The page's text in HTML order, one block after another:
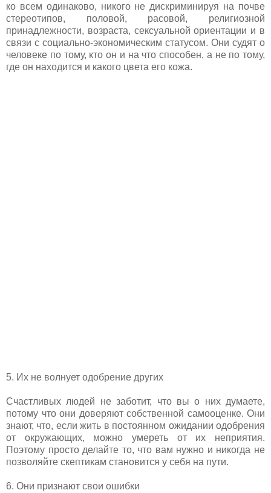
ко всем одинаково, никого не дискриминируя на почве
стереотипов, половой, расовой, религиозной
принадлежности, возраста, сексуальной ориентации и в
связи с социально-экономическим статусом. Они судят о
человеке по тому, кто он и на что способен, а не по тому,
где он находится и какого цвета его кожа.
5. Их не волнует одобрение других
Счастливых людей не заботит, что вы о них думаете,
потому что они доверяют собственной самооценке. Они
знают, что, если жить в постоянном ожидании одобрения
от окружающих, можно умереть от их неприятия.
Поэтому просто делайте то, что вам нужно и никогда не
позволяйте скептикам становится у себя на пути.
6. Они признают свои ошибки